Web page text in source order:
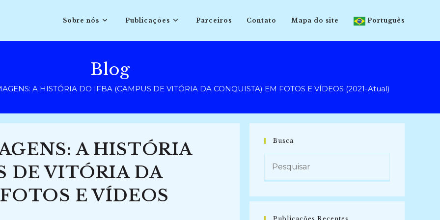
Sobre nós Publicações Parceiros Contato Mapa do site Português
Blog
A HISTÓRIA DO IFBA (CAMPUS DE VITÓRIA DA CONQUISTA) EM FOTOS E VÍDEOS (2021-Atual)
A HISTÓRIA
DE VITÓRIA DA
E VÍDEOS
Busca